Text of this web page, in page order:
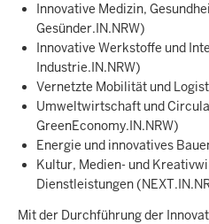
Innovative Medizin,
Gesünder.IN.NRW)
Innovative Werkstoffe und
Industrie.IN.NRW)
Vernetzte Mobilität und
Umweltwirtschaft und
GreenEconomy.IN.NRW)
Energie und innovatives
Kultur, Medien- und
Dienstleistungen
Mit der Durchführung der